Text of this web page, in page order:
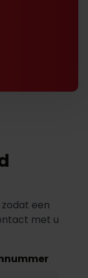
een
met u